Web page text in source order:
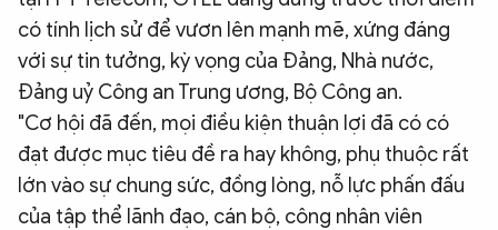
có tính lịch sử để vươn lên mạnh mẽ, xứng đáng
với sự tin tưởng, kỳ vọng của Đảng, Nhà nước,
Đảng uỷ Công an Trung ương, Bộ Công an.
"Cơ hội đã đến, mọi điều kiện thuận lợi đã có có
đạt được mục tiêu đề ra hay không, phụ thuộc rất
lớn vào sự chung sức, đồng lòng, nỗ lực phấn đấu
của tập thể lãnh đạo, cán bộ, công nhân viên